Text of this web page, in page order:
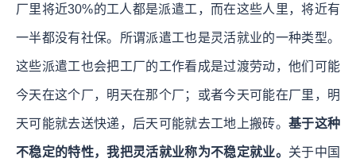
厂里将近30%的工人都是派遣工，而在这些人里，将近有
一半都没有社保。所谓派遣工也是灵活就业的一种类型。
这些派遣工也会把工厂的工作看成是过渡劳动，他们可能
今天在这个厂，明天在那个厂；或者今天可能在厂里，明
天可能就去送快递，后天可能就去工地上搬砖。 基于这种
不稳定的特性，我把灵活就业称为不稳定就业。 关于中国